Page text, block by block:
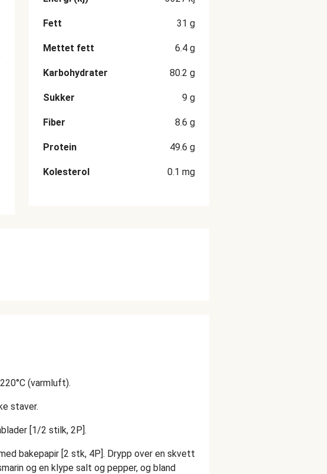
Fett 31 g
Mettet fett 6.4 g
Karbohydrater 80.2 g
Sukker 9 g
Fiber 8.6 g
Protein 49.6 g
Kolesterol 0.1 mg
(varmluft).
staver.
[1/2 stilk, 2P].
bakepapir [2 stk, 4P]. Drypp over en skvett
og en klype salt og pepper, og bland